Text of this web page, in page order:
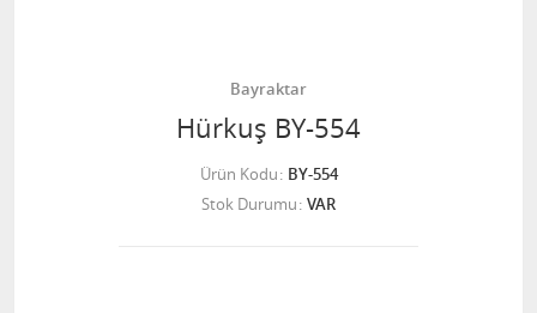
Bayraktar
Hürkuş BY-554
Ürün Kodu BY-554
Stok Durumu VAR